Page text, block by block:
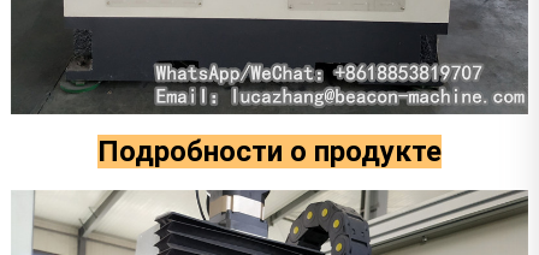
Подробности о продукте